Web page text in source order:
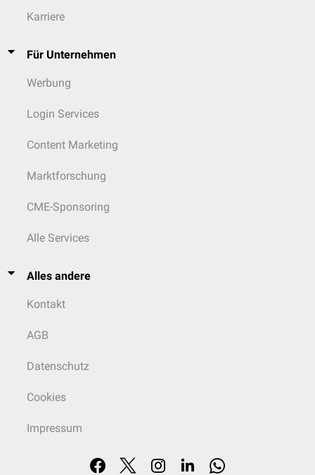
Karriere
Für Unternehmen
Werbung
Login Services
Content Marketing
Marktforschung
CME-Sponsoring
Alle Services
Alles andere
Kontakt
AGB
Datenschutz
Cookies
Impressum